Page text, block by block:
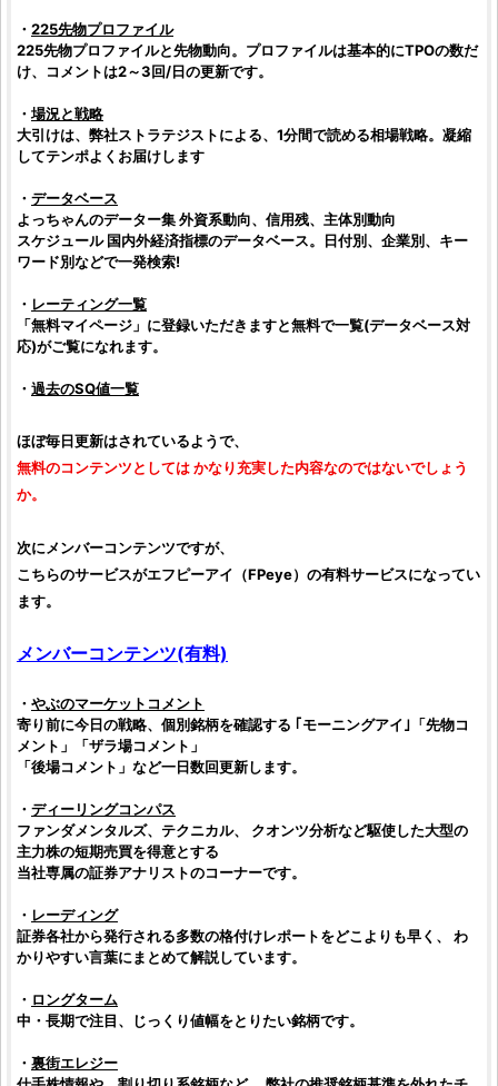
・ 225先物プロファイル
225先物プロファイルと先物動向。プロファイルは基本的にTPOの数だ
け、コメントは2～3回/日の更新です。
・ 場況と戦略
大引けは、弊社ストラテジストによる、1分間で読める相場戦略。凝縮
してテンポよくお届けします
・ データベース
よっちゃんのデーター集 外資系動向、信用残、主体別動向
スケジュール 国内外経済指標のデータベース。日付別、企業別、キー
ワード別などで一発検索!
・ レーティング一覧
「無料マイページ」に登録いただきますと無料で一覧(データベース対
応)がご覧になれます。
・ 過去のSQ値一覧
ほぼ毎日更新はされているようで、
無料のコンテンツとしては かなり充実した内容なのではないでしょう
か。
次にメンバーコンテンツですが、
こちらのサービスがエフピーアイ （FPeye）の有料サービスになってい
ます。
メンバーコンテンツ(有料)
・ やぶのマーケットコメント
寄り前に今日の戦略、個別銘柄を確認する ｢モーニングアイ｣「先物コ
メント」「ザラ場コメント」
「後場コメント」など一日数回更新します。
・ ディーリングコンパス
ファンダメンタルズ、テクニカル、 クオンツ分析など駆使した大型の
主力株の短期売買を得意とする
当社専属の証券アナリストのコーナーです。
・ レーディング
証券各社から発行される多数の格付けレポートをどこよりも早く、 わ
かりやすい言葉にまとめて解説しています。
・ ロングターム
中・長期で注目、じっくり値幅をとりたい銘柄です。
・ 裏街エレジー